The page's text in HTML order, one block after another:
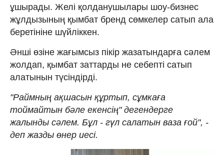
ұшырады. Желі қолданушылары шоу-бизнес
жұлдызының қымбат бренд сөмкелер сатып ала
беретініне шүйліккен.
Әнші өзіне жағымсыз пікір жазатындарға сәлем
жолдап, қымбат заттарды не себепті сатып
алатынын түсіндірді.
"Раймның ақшасын құртып, сұмкаға
тоймайтын бәле екенсің" дегендерге
жалынды сәлем. Бұл - гүл салатын ваза ғой", -
деп жазды өнер иесі.